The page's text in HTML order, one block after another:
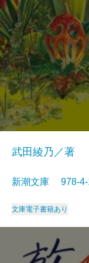
武田綾乃／著
新潮文庫 978-
文庫電子書籍あり